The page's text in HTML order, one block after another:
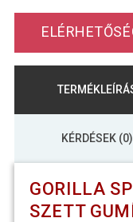
Gorilla
Gorilla
KÉRDÉSEK (0)
GORILLA
SZETT